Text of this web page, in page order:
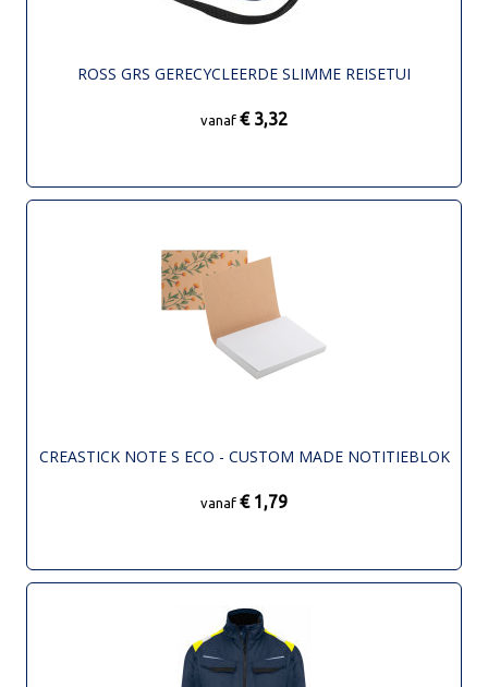
ROSS GRS GERECYCLEERDE SLIMME REISETUI
vanaf € 3,32
CREASTICK NOTE S ECO - CUSTOM MADE NOTITIEBLOK
vanaf € 1,79